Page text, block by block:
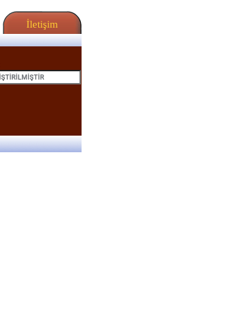
İletişim